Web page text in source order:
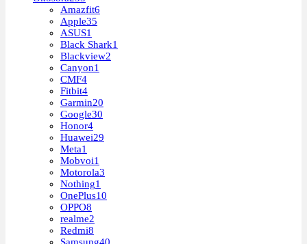
Amazfit6
Apple35
ASUS1
Black Shark1
Blackview2
Canyon1
CMF4
Fitbit4
Garmin20
Google30
Honor4
Huawei29
Meta1
Mobvoi1
Motorola3
Nothing1
OnePlus10
OPPO8
realme2
Redmi8